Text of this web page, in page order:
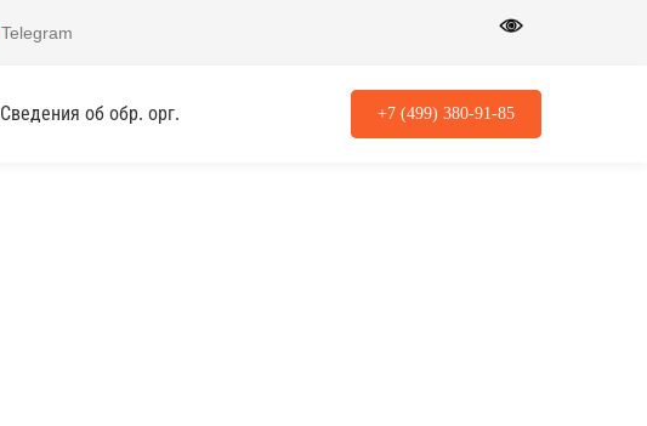
Telegram
Сведения об обр. орг. +7 (499) 380-91-85